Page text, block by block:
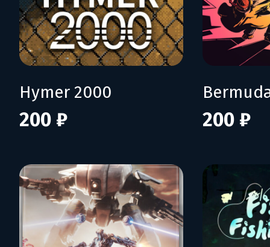
Hymer 2000
200 ₽ 200 ₽